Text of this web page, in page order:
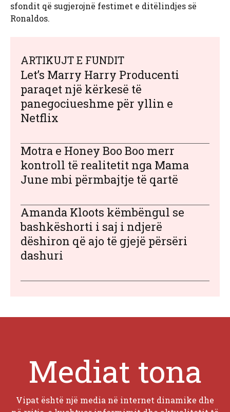
sfondit që sugjerojnë festimet e ditëlindjes së
Ronaldos.
ARTIKUJT E FUNDIT
Let’s Marry Harry Producenti
paraqet një kërkesë të
panegociueshme për yllin e
Netflix
Motra e Honey Boo Boo merr
kontroll të realitetit nga Mama
June mbi përmbajtje të qartë
Amanda Kloots këmbëngul se
bashkëshorti i saj i ndjerë
dëshiron që ajo të gjejë përsëri
dashuri
Mediat tona
Vipat është një media në internet dinamike dhe